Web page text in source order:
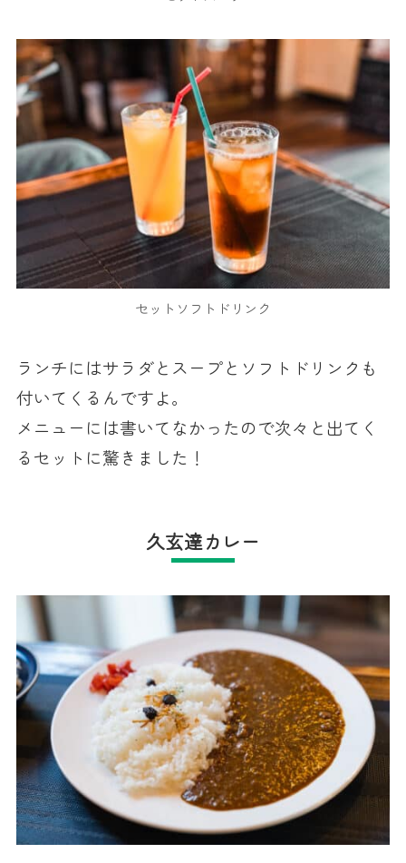
セットソフトドリンク
ランチにはサラダとスープとソフトドリンクも
付いてくるんですよ。
メニューには書いてなかったので次々と出てく
るセットに驚きました！
久玄達カレー